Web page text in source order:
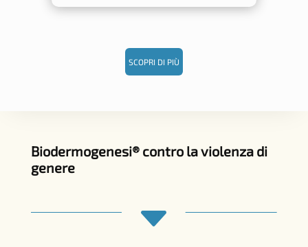
SCOPRI DI PIÙ
Biodermogenesi® contro la violenza di
genere
C